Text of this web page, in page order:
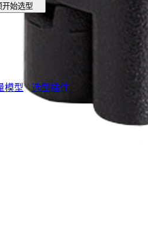
开始选型
模型 选型插件